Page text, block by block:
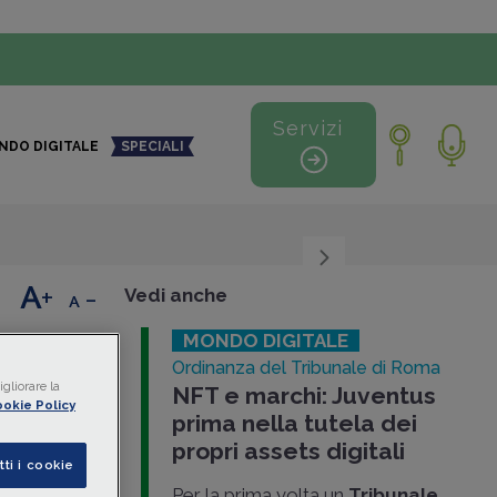
DIGITALE SPECIALI
Servizi
vs.
di
+ - Vedi anche
MONDO DIGITALE
Ordinanza del Tribunale di Roma
NFT e marchi: Juventus
prima nella tutela dei
propri assets digitali
la
Policy
i cookie